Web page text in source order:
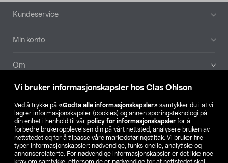
Vi bruker informasjonskapsler hos Clas Ohlson
Ved å trykke på «Godta alle informasjonskapsler» samtykker du i at vi
lagrer informasjonskapsler (cookies) og annen sporingsteknologi på
din enhet i henhold til vår policy for informasjonskapsler for å
forbedre brukeropplevelsen din på vårt nettsted, analysere bruken av
nettstedet og for å tilpasse våre markedsføringstiltak. Vi bruker fire
typer informasjonskapsler: nødvendige, funksjonelle, analytiske og
annonserelaterte. For nødvendige informasjonskapsler er det ikke noe
Bunntekst
Kundeservice
Min konto
Om
Aktuelt
Våre selskaper
Finn din butikk